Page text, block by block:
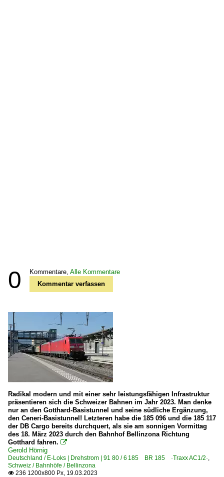
0 Kommentare, Alle Kommentare
Kommentar verfassen
Radikal modern und mit einer sehr leistungsfähigen Infrastruktur
präsentieren sich die Schweizer Bahnen im Jahr 2023. Man denke
nur an den Gotthard-Basistunnel und seine südliche Ergänzung,
den Ceneri-Basistunnel! Letzteren habe die 185 096 und die 185 117
der DB Cargo bereits durchquert, als sie am sonnigen Vormittag
des 18. März 2023 durch den Bahnhof Bellinzona Richtung
Gotthard fahren. 
Gerold Hörnig
Deutschland / E-Loks | Drehstrom | 91 80 / 6 185 BR 185 ·Traxx AC1/2·,
Schweiz / Bahnhöfe / Bellinzona
 236 1200x800 Px, 19.03.2023